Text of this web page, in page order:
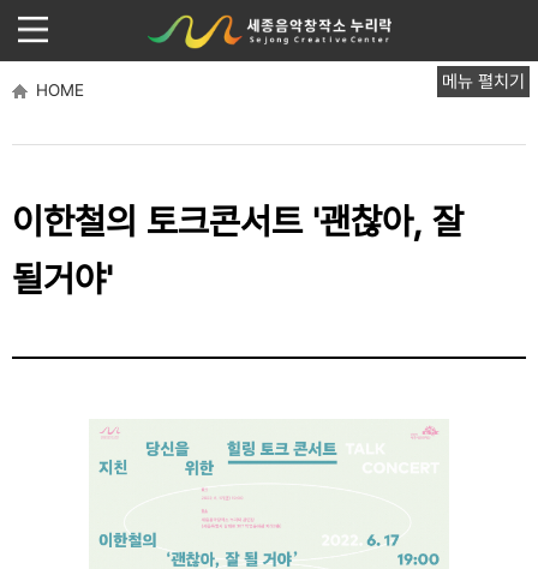
메뉴 펼치기
HOME
이한철의 토크콘서트 '괜찮아, 잘
될거야'